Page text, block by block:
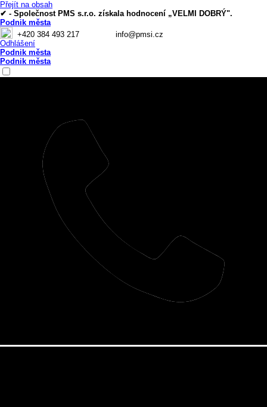
Přejít na obsah
✔ - Společnost PMS s.r.o. získala hodnocení „VELMI DOBRÝ".
Podnik města
+420 384 493 217
info@pmsi.cz
Odhlášení
Podnik města
Podnik města